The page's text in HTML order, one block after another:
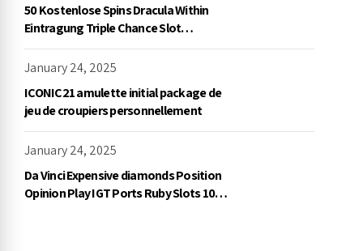
50 Kostenlose Spins Dracula Within
Eintragung Triple Chance Slot
Exklusive Einzahlung
January 24, 2025
ICONIC21 amulette initial package de
jeu de croupiers personnellement
January 24, 2025
Da Vinci Expensive diamonds Position
Opinion Play IGT Ports Ruby Slots 100